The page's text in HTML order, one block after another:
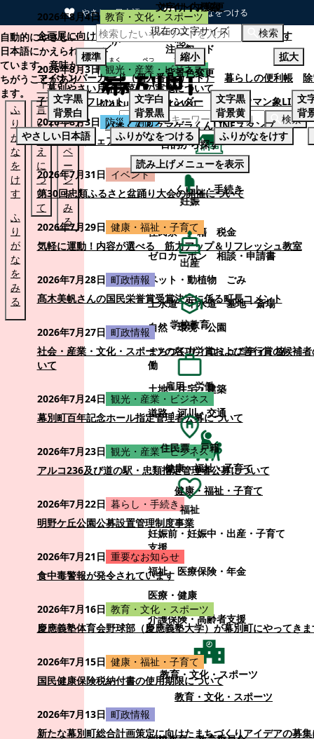
やさしい日本語 ひらがなをつける
本文へスキップする
自動的にやさしい
日本語にかえられ
ています。意味が
ちがうことがあり
ます。
ふ
り
が
な
を
け
す
ふ
り
が
な
を
み
る
言
い
替
え
に
つ
い
て
も
と
の
ペ
ー
ジ
を
み
る
検索
くらし・手続き
くらし・手続き
住民票・戸籍
税金
ゼロカーボン
相談・申請書
ペット・動植物
ごみ
上水道・下水道
墓地・斎場
自然・環境・公園
まちづくり・コミュニティ・協
働
土地・住宅・建築
道路・河川・交通
健康・福祉・子育て
健康・福祉・子育て
妊娠前・妊娠中・出産・子育て
支援
福祉
医療保険・年金
医療・健康
介護保険・高齢者支援
教育・文化・スポーツ
教育・文化・スポーツ
2026年8月4日 教育・文化・スポーツ
企画展に向けて：安東ウメ子さんとの思い出を募集します
2026年8月3日 観光・産業・ビジネス
「幕別やさい月イチ菜」の実施について
2026年8月3日 防災・消防
幕別町防災フェアの開催について
2026年7月31日 イベント
第30回忠類ふるさと盆踊り大会の開催について
2026年7月29日 健康・福祉・子育て
気軽に運動！内容が選べる 筋力アップ＆リフレッシュ教室
2026年7月28日 町政情報
髙木美帆さんの国民栄誉賞受賞決定に係る町長コメント
2026年7月27日 町政情報
社会・産業・文化・スポーツの各功労賞および善行賞の候補
いて
2026年7月24日 観光・産業・ビジネス
幕別町百年記念ホール指定管理者公募について
2026年7月23日 観光・産業・ビジネス
アルコ236及び道の駅・忠類指定管理者公募について
2026年7月22日 暮らし・手続き
明野ケ丘公園公募設置管理制度事業
2026年7月21日 重要なお知らせ
食中毒警報が発令されています
2026年7月16日 教育・文化・スポーツ
慶應義塾体育会野球部（慶應義塾大学）が幕別町にやってき
2026年7月15日 健康・福祉・子育て
国民健康保険税納付書の使用期限について
2026年7月13日 町政情報
新たな幕別町総合計画策定に向けたまちづくりアイデアの募
サイト内検索
検索
注目ワード
マイナンバーカード（個人番号カード） 暮らしの便利帳
子育てパンフレット
ごみカレンダー
忠類ナウマン象LINE
パオくん＆クマゲラくんLINEスタンプ
目的から探す
妊娠
出産
学校教育
雇用・労働
住民票・戸籍
福祉
文字サイズ変更
現在の文字サイズ
標準
縮小
拡大
背景色変更
文字黒
背景白
文字白
背景黒
文字黒
背景黄
文
背
やさしい日本語
ふりがなをつける ふりがなをけす
読み上げメニューを表示